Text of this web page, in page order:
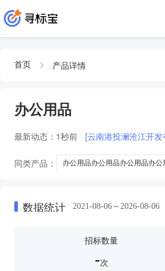
首页 产品详情
办公用品
最新动态： 1秒前 [云南港投澜沧江开
同类产品： 办公用品办公用品办公用品办公
数据统计 2021-08-06～2026-08-06
招标数量
-次